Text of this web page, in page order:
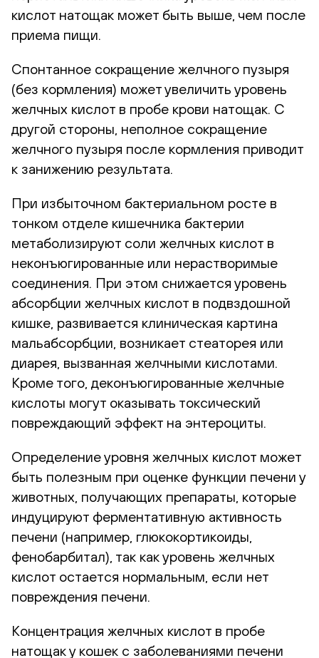
кислот натощак может быть выше, чем после
приема пищи.
Спонтанное сокращение желчного пузыря
(без кормления) может увеличить уровень
желчных кислот в пробе крови натощак. С
другой стороны, неполное сокращение
желчного пузыря после кормления приводит
к занижению результата.
При избыточном бактериальном росте в
тонком отделе кишечника бактерии
метаболизируют соли желчных кислот в
неконъюгированные или нерастворимые
соединения. При этом снижается уровень
абсорбции желчных кислот в подвздошной
кишке, развивается клиническая картина
мальабсорбции, возникает стеаторея или
диарея, вызванная желчными кислотами.
Кроме того, деконъюгированные желчные
кислоты могут оказывать токсический
повреждающий эффект на энтероциты.
Определение уровня желчных кислот может
быть полезным при оценке функции печени у
животных, получающих препараты, которые
индуцируют ферментативную активность
печени (например, глюкокортикоиды,
фенобарбитал), так как уровень желчных
кислот остается нормальным, если нет
повреждения печени.
Концентрация желчных кислот в пробе
натощак у кошек с заболеваниями печени